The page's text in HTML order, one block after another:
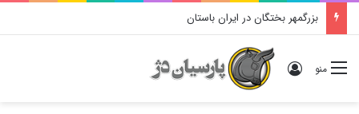
بزرگمهر بختگان در ایران باستان
منو ورود